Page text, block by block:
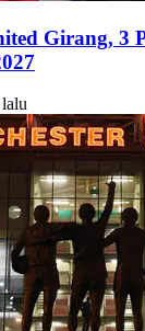
Girang, 3